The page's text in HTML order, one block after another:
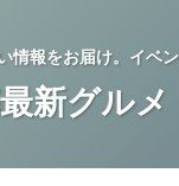
情報をお届け。イベ
新グルメ